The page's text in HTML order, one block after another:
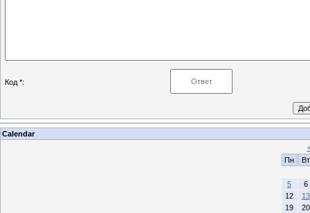
Код *:
Calendar
Пн
Вт
5
6
12
13
19
20